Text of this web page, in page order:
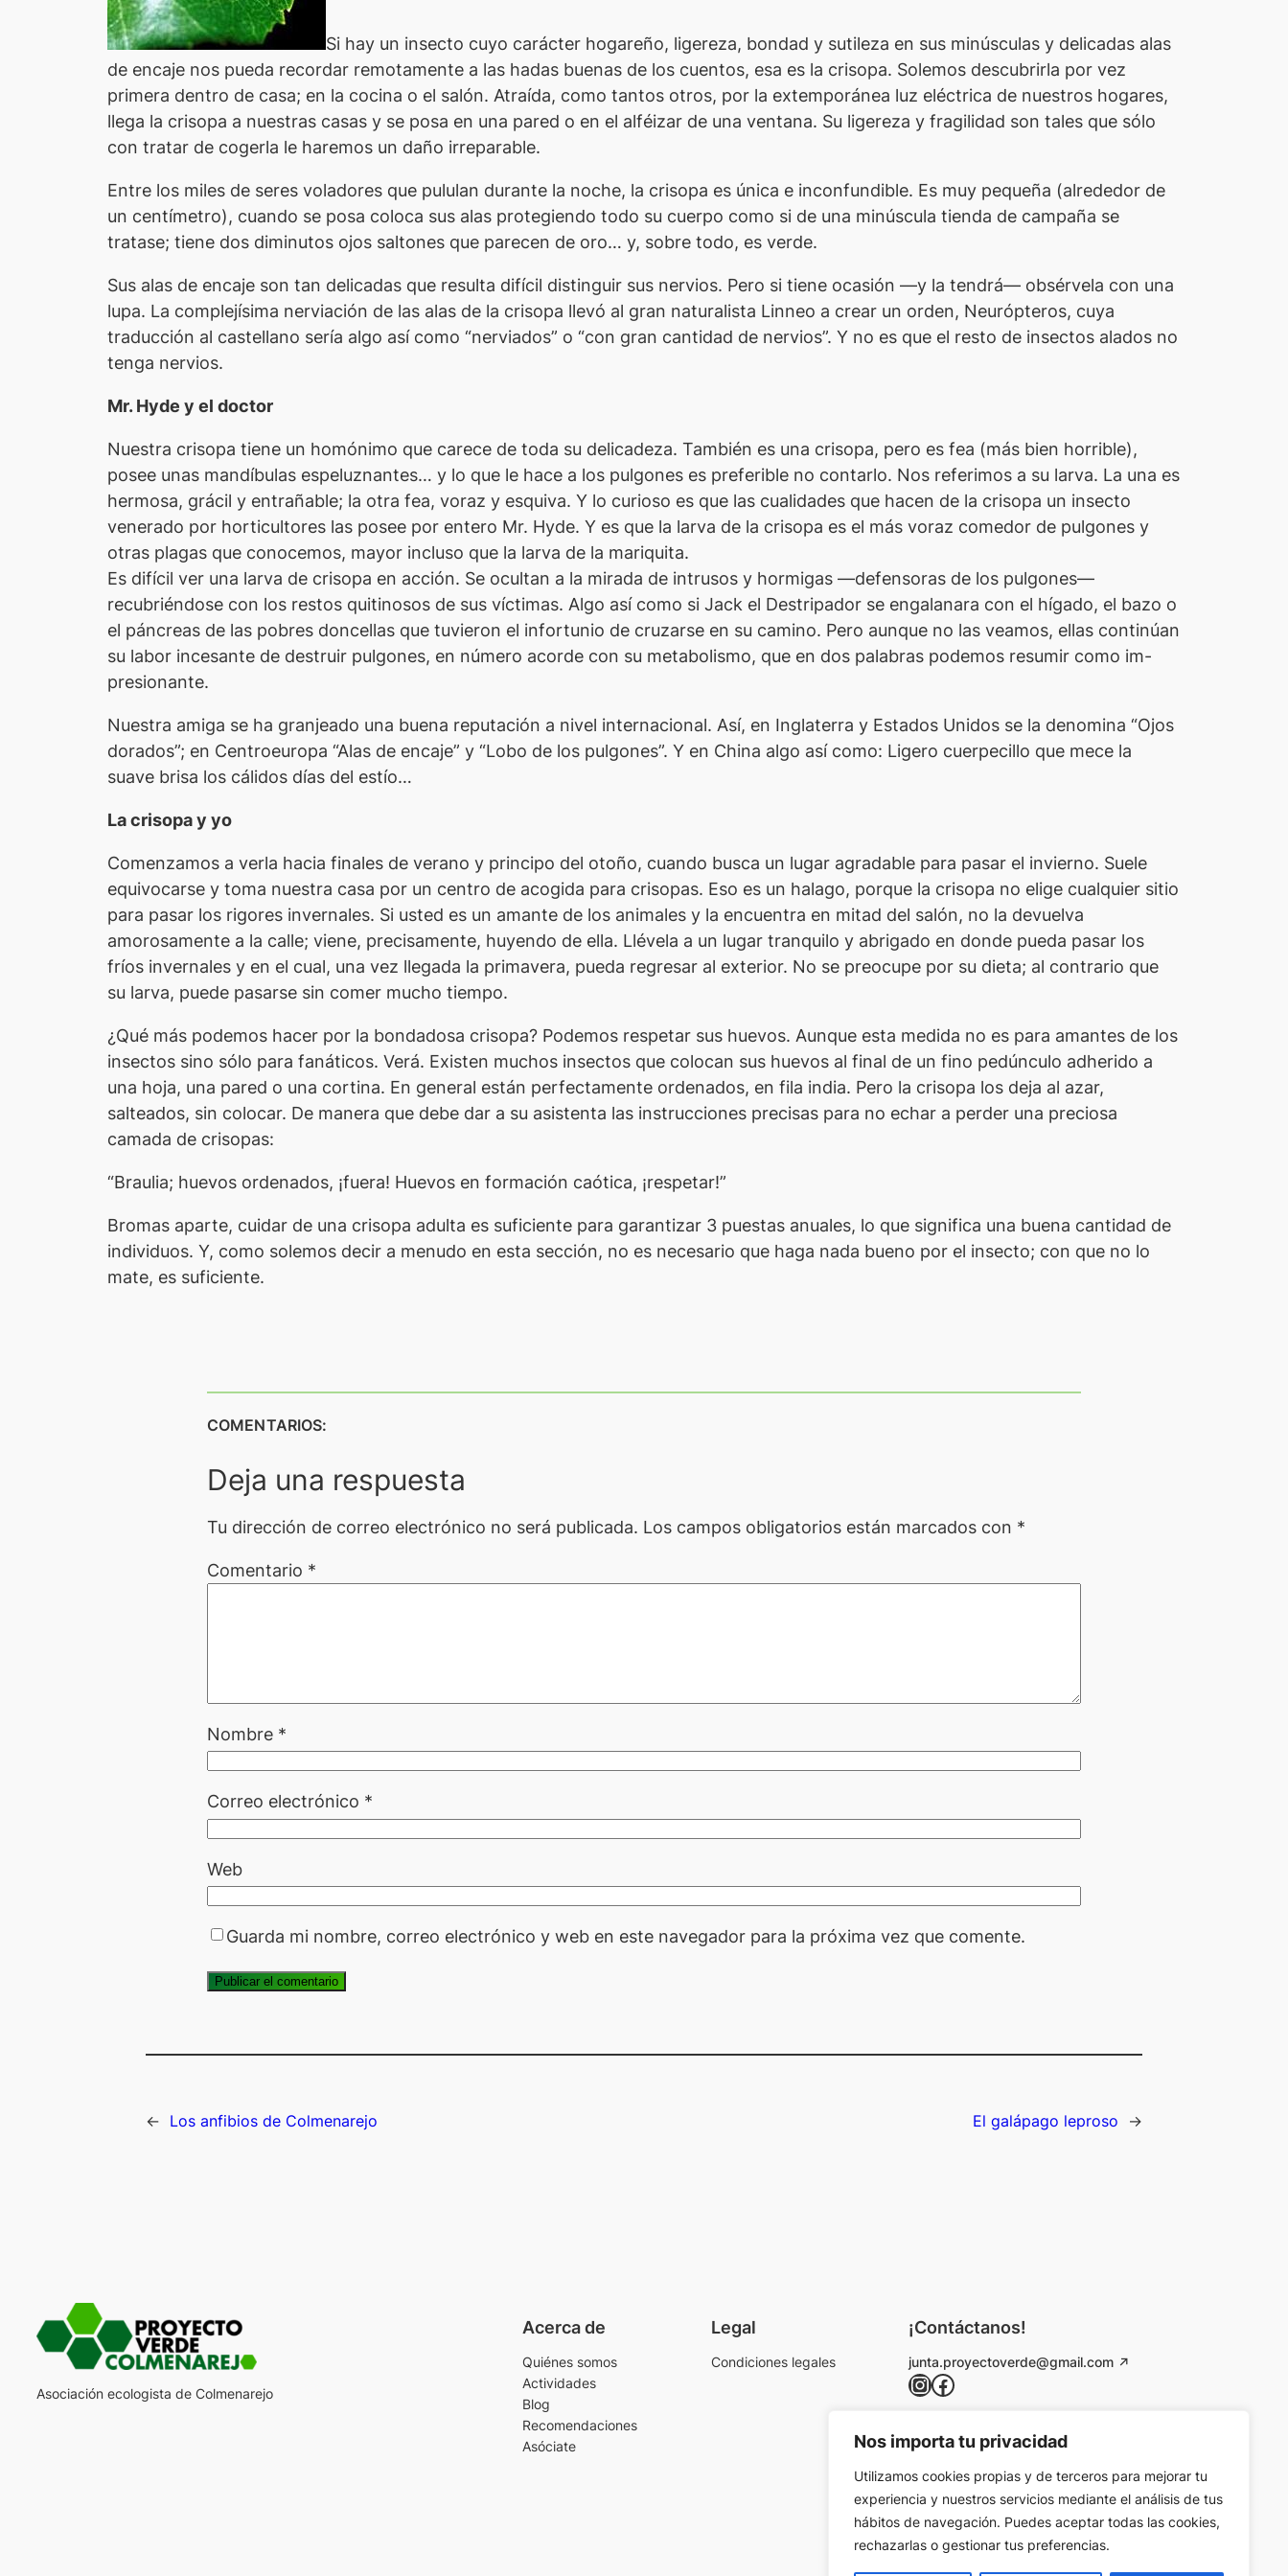
Nos importa tu privacidad
Utilizamos cookies propias y de terceros para mejorar tu
experiencia y nuestros servicios mediante el análisis de tus
hábitos de navegación. Puedes aceptar todas las cookies,
rechazarlas o gestionar tus preferencias.
Si hay un insecto cuyo carácter hogareño, ligereza, bondad y sutileza en sus minúsculas y delicadas alas
de encaje nos pueda recordar remotamente a las hadas buenas de los cuentos, esa es la crisopa. Solemos descubrirla por vez
primera dentro de casa; en la cocina o el salón. Atraída, como tantos otros, por la extemporánea luz eléctrica de nuestros hogares,
llega la crisopa a nuestras casas y se posa en una pared o en el alféizar de una ventana. Su ligereza y fragilidad son tales que sólo
con tratar de cogerla le haremos un daño irreparable.
Entre los miles de seres voladores que pululan durante la noche, la crisopa es única e inconfundible. Es muy pequeña (alrededor de
un centímetro), cuando se posa coloca sus alas protegiendo todo su cuerpo como si de una minúscula tienda de campaña se
tratase; tiene dos diminutos ojos saltones que parecen de oro… y, sobre todo, es verde.
Sus alas de encaje son tan delicadas que resulta difícil distinguir sus nervios. Pero si tiene ocasión —y la tendrá— obsérvela con una
lupa. La complejísima nerviación de las alas de la crisopa llevó al gran naturalista Linneo a crear un orden, Neurópteros, cuya
traducción al castellano sería algo así como “nerviados” o “con gran cantidad de nervios”. Y no es que el resto de insectos alados no
tenga nervios.
Mr. Hyde y el doctor
Nuestra crisopa tiene un homónimo que carece de toda su delicadeza. También es una crisopa, pero es fea (más bien horrible),
posee unas mandíbulas espeluznantes… y lo que le hace a los pulgones es preferible no contarlo. Nos referimos a su larva. La una es
hermosa, grácil y entrañable; la otra fea, voraz y esquiva. Y lo curioso es que las cualidades que hacen de la crisopa un insecto
venerado por horticultores las posee por entero Mr. Hyde. Y es que la larva de la crisopa es el más voraz comedor de pulgones y
otras plagas que conocemos, mayor incluso que la larva de la mariquita.
Es difícil ver una larva de crisopa en acción. Se ocultan a la mirada de intrusos y hormigas —defensoras de los pulgones—
recubriéndose con los restos quitinosos de sus víctimas. Algo así como si Jack el Destripador se engalanara con el hígado, el bazo o
el páncreas de las pobres doncellas que tuvieron el infortunio de cruzarse en su camino. Pero aunque no las veamos, ellas continúan
su labor incesante de destruir pulgones, en número acorde con su metabolismo, que en dos palabras podemos resumir como im-
presionante.
Nuestra amiga se ha granjeado una buena reputación a nivel internacional. Así, en Inglaterra y Estados Unidos se la denomina “Ojos
dorados”; en Centroeuropa “Alas de encaje” y “Lobo de los pulgones”. Y en China algo así como: Ligero cuerpecillo que mece la
suave brisa los cálidos días del estío…
La crisopa y yo
Comenzamos a verla hacia finales de verano y principo del otoño, cuando busca un lugar agradable para pasar el invierno. Suele
equivocarse y toma nuestra casa por un centro de acogida para crisopas. Eso es un halago, porque la crisopa no elige cualquier sitio
para pasar los rigores invernales. Si usted es un amante de los animales y la encuentra en mitad del salón, no la devuelva
amorosamente a la calle; viene, precisamente, huyendo de ella. Llévela a un lugar tranquilo y abrigado en donde pueda pasar los
fríos invernales y en el cual, una vez llegada la primavera, pueda regresar al exterior. No se preocupe por su dieta; al contrario que
su larva, puede pasarse sin comer mucho tiempo.
¿Qué más podemos hacer por la bondadosa crisopa? Podemos respetar sus huevos. Aunque esta medida no es para amantes de los
insectos sino sólo para fanáticos. Verá. Existen muchos insectos que colocan sus huevos al final de un fino pedúnculo adherido a
una hoja, una pared o una cortina. En general están perfectamente ordenados, en fila india. Pero la crisopa los deja al azar,
salteados, sin colocar. De manera que debe dar a su asistenta las instrucciones precisas para no echar a perder una preciosa
camada de crisopas:
“Braulia; huevos ordenados, ¡fuera! Huevos en formación caótica, ¡respetar!”
Bromas aparte, cuidar de una crisopa adulta es suficiente para garantizar 3 puestas anuales, lo que significa una buena cantidad de
individuos. Y, como solemos decir a menudo en esta sección, no es necesario que haga nada bueno por el insecto; con que no lo
mate, es suficiente.
COMENTARIOS:
Deja una respuesta
Tu dirección de correo electrónico no será publicada. Los campos obligatorios están marcados con *
Comentario *
Nombre *
Correo electrónico *
Web
Guarda mi nombre, correo electrónico y web en este navegador para la próxima vez que comente.
← Los anfibios de Colmenarejo El galápago leproso →
Asociación ecologista de Colmenarejo
Acerca de
Quiénes somos
Actividades
Blog
Recomendaciones
Asóciate
Legal
Condiciones legales
¡Contáctanos!
junta.proyectoverde@gmail.com
InstagramFacebook